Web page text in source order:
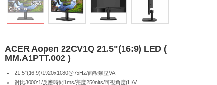
ACER Aopen 22CV1Q 21.5"(16:9) LED (
MM.A1PTT.002 )
21.5”(16:9)/1920x1080@75Hz/面板類型VA
對比3000:1/反應時間1ms/亮度250nits/可視角度(H/V